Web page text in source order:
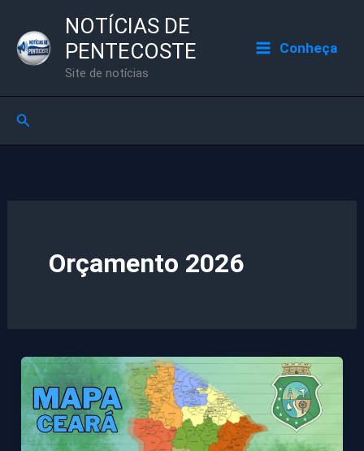
para
NOTÍCIAS DE
PENTECOSTE
Site de notícias
Conheça
Pesquisar
Orçamento 2026